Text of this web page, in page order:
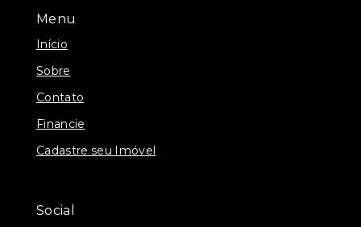
Menu
Início
Sobre
Contato
Financie
Cadastre seu Imóvel
Social